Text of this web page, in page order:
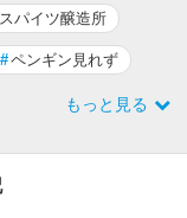
スパイツ醸造所
#ペンギン見れず
もっと見る